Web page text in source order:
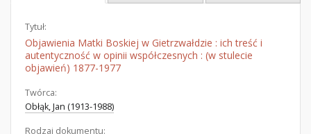
Tytuł:
Objawienia Matki Boskiej w Gietrzwałdzie : ich treść i
autentyczność w opinii współczesnych : (w stulecie
objawień) 1877-1977
Twórca:
Obłąk, Jan (1913-1988)
Rodzaj dokumentu: